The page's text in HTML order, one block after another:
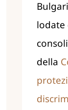
lodate
della